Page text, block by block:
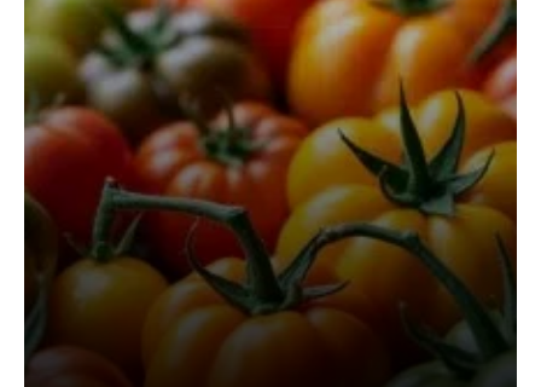
efficace, sûr et sans fatigue
10 novembre 2025